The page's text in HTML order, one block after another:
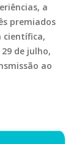
a
premiados
científica,
de julho,
ao